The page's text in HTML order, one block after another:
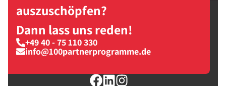
auszuschöpfen?
Dann lass uns reden!
+49 40 - 75 110 330
info@100partnerprogramme.de